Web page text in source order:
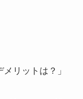
リットは？」